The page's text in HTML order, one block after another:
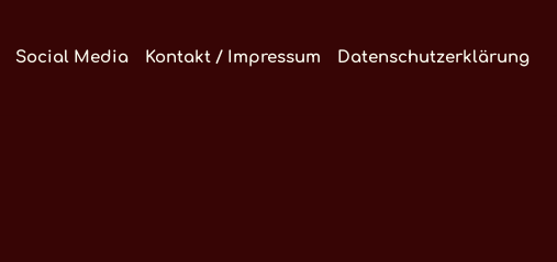
Social Media Kontakt / Impressum Datenschutzerklärung